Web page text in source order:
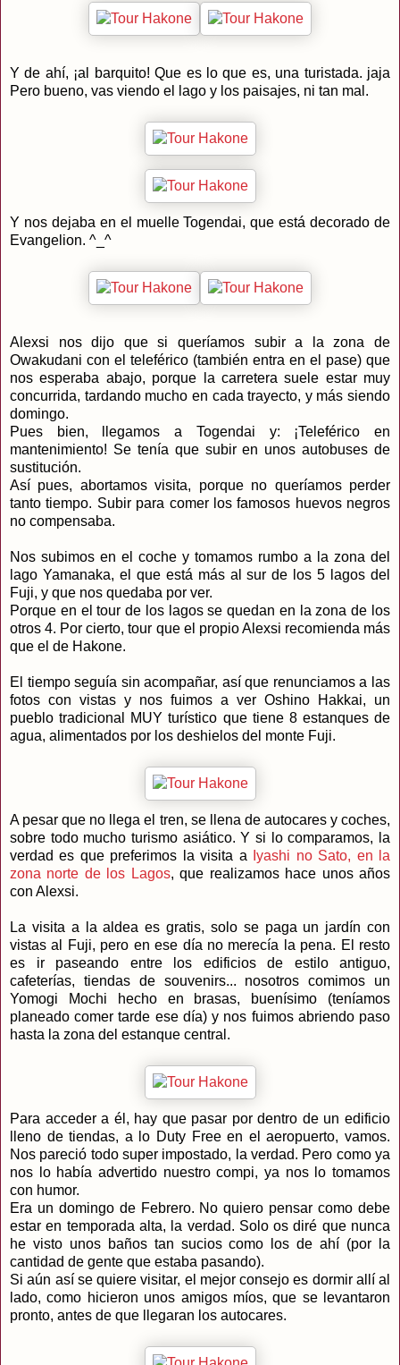
Y de ahí, ¡al barquito! Que es lo que es, una turistada. jaja
Pero bueno, vas viendo el lago y los paisajes, ni tan mal.
Y nos dejaba en el muelle Togendai, que está decorado de
Evangelion. ^_^
Alexsi nos dijo que si queríamos subir a la zona de
Owakudani con el teleférico (también entra en el pase) que
nos esperaba abajo, porque la carretera suele estar muy
concurrida, tardando mucho en cada trayecto, y más siendo
domingo.
Pues bien, llegamos a Togendai y: ¡Teleférico en
mantenimiento! Se tenía que subir en unos autobuses de
sustitución.
Así pues, abortamos visita, porque no queríamos perder
tanto tiempo. Subir para comer los famosos huevos negros
no compensaba.
Nos subimos en el coche y tomamos rumbo a la zona del
lago Yamanaka, el que está más al sur de los 5 lagos del
Fuji, y que nos quedaba por ver.
Porque en el tour de los lagos se quedan en la zona de los
otros 4. Por cierto, tour que el propio Alexsi recomienda más
que el de Hakone.
El tiempo seguía sin acompañar, así que renunciamos a las
fotos con vistas y nos fuimos a ver Oshino Hakkai, un
pueblo tradicional MUY turístico que tiene 8 estanques de
agua, alimentados por los deshielos del monte Fuji.
A pesar que no llega el tren, se llena de autocares y coches,
sobre todo mucho turismo asiático. Y si lo comparamos, la
verdad es que preferimos la visita a
Iyashi no Sato, en la
zona norte de los Lagos, que realizamos hace unos años
con Alexsi.
La visita a la aldea es gratis, solo se paga un jardín con
vistas al Fuji, pero en ese día no merecía la pena. El resto
es ir paseando entre los edificios de estilo antiguo,
cafeterías, tiendas de souvenirs... nosotros comimos un
Yomogi Mochi hecho en brasas, buenísimo (teníamos
planeado comer tarde ese día) y nos fuimos abriendo paso
hasta la zona del estanque central.
Para acceder a él, hay que pasar por dentro de un edificio
lleno de tiendas, a lo Duty Free en el aeropuerto, vamos.
Nos pareció todo super impostado, la verdad. Pero como ya
nos lo había advertido nuestro compi, ya nos lo tomamos
con humor.
Era un domingo de Febrero. No quiero pensar como debe
estar en temporada alta, la verdad. Solo os diré que nunca
he visto unos baños tan sucios como los de ahí (por la
cantidad de gente que estaba pasando).
Si aún así se quiere visitar, el mejor consejo es dormir allí al
lado, como hicieron unos amigos míos, que se levantaron
pronto, antes de que llegaran los autocares.